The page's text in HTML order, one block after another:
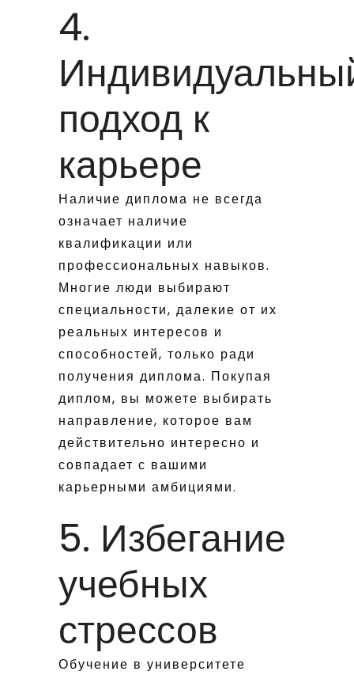
4.
подход к
карьере
Наличие диплома не всегда
означает наличие
квалификации или
профессиональных навыков.
Многие люди выбирают
специальности, далекие от их
реальных интересов и
способностей, только ради
получения диплома. Покупая
диплом, вы можете выбирать
направление, которое вам
действительно интересно и
совпадает с вашими
карьерными амбициями.
5. Избегание
учебных
стрессов
Обучение в университете